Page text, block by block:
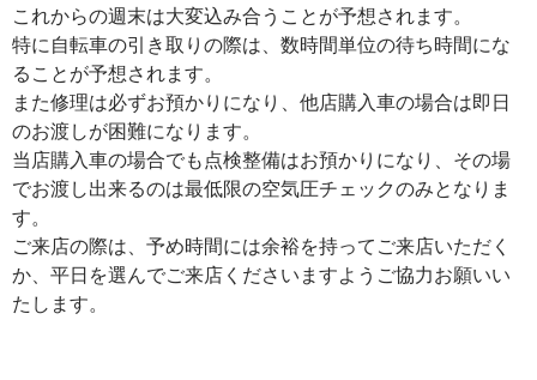
これからの週末は大変込み合うことが予想されます。
特に自転車の引き取りの際は、数時間単位の待ち時間にな
ることが予想されます。
また修理は必ずお預かりになり、他店購入車の場合は即日
のお渡しが困難になります。
当店購入車の場合でも点検整備はお預かりになり、その場
でお渡し出来るのは最低限の空気圧チェックのみとなりま
す。
ご来店の際は、予め時間には余裕を持ってご来店いただく
か、平日を選んでご来店くださいますようご協力お願いい
たします。